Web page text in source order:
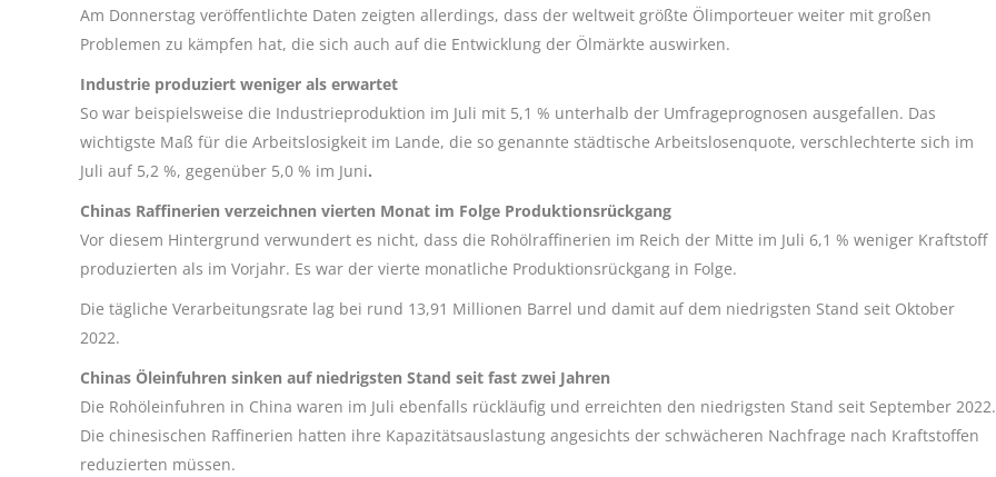
Am Donnerstag veröffentlichte Daten zeigten allerdings, dass der weltweit größte Ölimporteuer weiter mit großen
Problemen zu kämpfen hat, die sich auch auf die Entwicklung der Ölmärkte auswirken.
Industrie produziert weniger als erwartet
So war beispielsweise die Industrieproduktion im Juli mit 5,1 % unterhalb der Umfrageprognosen ausgefallen. Das
wichtigste Maß für die Arbeitslosigkeit im Lande, die so genannte städtische Arbeitslosenquote, verschlechterte sich im
Juli auf 5,2 %, gegenüber 5,0 % im Juni.
Chinas Raffinerien verzeichnen vierten Monat im Folge Produktionsrückgang
Vor diesem Hintergrund verwundert es nicht, dass die Rohölraffinerien im Reich der Mitte im Juli 6,1 % weniger Kraftstoff
produzierten als im Vorjahr. Es war der vierte monatliche Produktionsrückgang in Folge.
Die tägliche Verarbeitungsrate lag bei rund 13,91 Millionen Barrel und damit auf dem niedrigsten Stand seit Oktober
2022.
Chinas Öleinfuhren sinken auf niedrigsten Stand seit fast zwei Jahren
Die Rohöleinfuhren in China waren im Juli ebenfalls rückläufig und erreichten den niedrigsten Stand seit September 2022.
Die chinesischen Raffinerien hatten ihre Kapazitätsauslastung angesichts der schwächeren Nachfrage nach Kraftstoffen
reduzierten müssen.